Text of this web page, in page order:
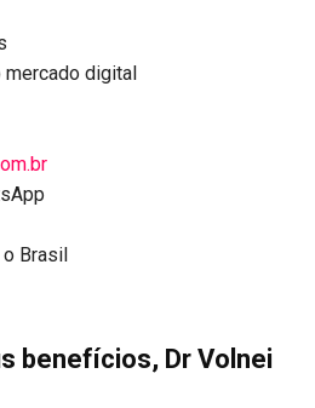
digital
Brasil
benefícios, Dr Volnei